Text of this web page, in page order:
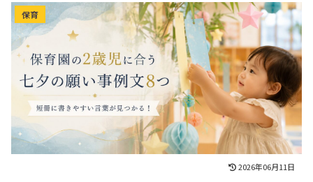
保育園の2歳児に合う七夕の願い事例文8つ｜短冊に
書きやすい言葉が見つかる！
保育
2026年06月11日